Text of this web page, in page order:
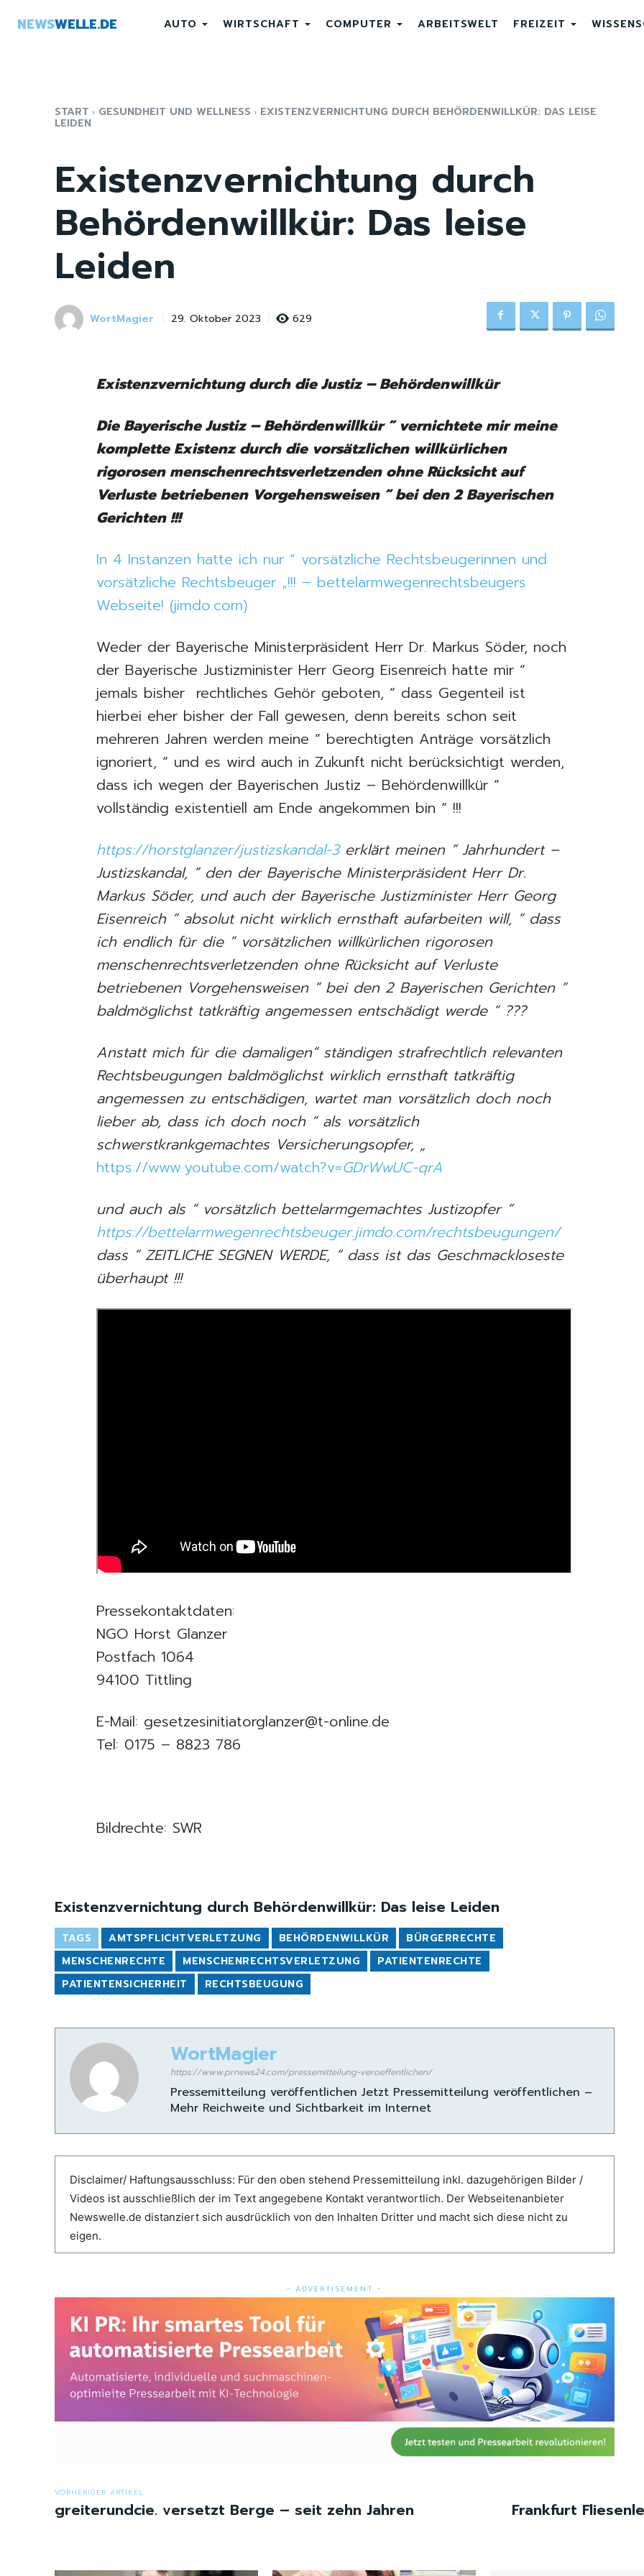
NEWSWELLE.DE AUTO WIRTSCHAFT COMPUTER ARBEITSWELT FREIZEIT
START GESUNDHEIT UND WELLNESS EXISTENZVERNICHTUNG DURCH BEHÖRDENWILLKÜR: DAS LEISE
LEIDEN
Existenzvernichtung durch
Behördenwillkür: Das leise
Leiden
WortMagier 29. Oktober 2023 629
Existenzvernichtung durch die Justiz – Behördenwillkür
Die Bayerische Justiz – Behördenwillkür “ vernichtete mir meine
komplette Existenz durch die vorsätzlichen willkürlichen
rigorosen menschenrechtsverletzenden ohne Rücksicht auf
Verluste betriebenen Vorgehensweisen “ bei den 2 Bayerischen
Gerichten !!!
In 4 Instanzen hatte ich nur “ vorsätzliche Rechtsbeugerinnen und
vorsätzliche Rechtsbeuger „!!! – bettelarmwegenrechtsbeugers
Webseite! (jimdo.com)
Weder der Bayerische Ministerpräsident Herr Dr. Markus Söder, noch
der Bayerische Justizminister Herr Georg Eisenreich hatte mir “
jemals bisher rechtliches Gehör geboten, “ dass Gegenteil ist
hierbei eher bisher der Fall gewesen, denn bereits schon seit
mehreren Jahren werden meine “ berechtigten Anträge vorsätzlich
ignoriert, “ und es wird auch in Zukunft nicht berücksichtigt werden,
dass ich wegen der Bayerischen Justiz – Behördenwillkür “
vollständig existentiell am Ende angekommen bin “ !!!
https://horstglanzer/justizskandal-3erklärt meinen “ Jahrhundert –
Justizskandal, “ den der Bayerische Ministerpräsident Herr Dr.
Markus Söder, und auch der Bayerische Justizminister Herr Georg
Eisenreich “ absolut nicht wirklich ernsthaft aufarbeiten will, “ dass
ich endlich für die “ vorsätzlichen willkürlichen rigorosen
menschenrechtsverletzenden ohne Rücksicht auf Verluste
betriebenen Vorgehensweisen “ bei den 2 Bayerischen Gerichten “
baldmöglichst tatkräftig angemessen entschädigt werde “ ???
Anstatt mich für die damaligen“ ständigen strafrechtlich relevanten
Rechtsbeugungen baldmöglichst wirklich ernsthaft tatkräftig
angemessen zu entschädigen, wartet man vorsätzlich doch noch
lieber ab, dass ich doch noch “ als vorsätzlich
schwerstkrankgemachtes Versicherungsopfer, „
https://www.youtube.com/watch?v=GDrWwUC-qrA
und auch als “ vorsätzlich bettelarmgemachtes Justizopfer “
https://bettelarmwegenrechtsbeuger.jimdo.com/rechtsbeugungen/
dass “ ZEITLICHE SEGNEN WERDE, “ dass ist das Geschmackloseste
überhaupt !!!
Pressekontaktdaten:
NGO Horst Glanzer
Postfach 1064
94100 Tittling
E-Mail: gesetzesinitiatorglanzer@t-online.de
Tel: 0175 – 8823 786
Bildrechte: SWR
Existenzvernichtung durch Behördenwillkür: Das leise Leiden
TAGS AMTSPFLICHTVERLETZUNG BEHÖRDENWILLKÜR
BÜRGERRECHTE
MENSCHENRECHTE
MENSCHENRECHTSVERLETZUNG
PATIENTENRECHTE
PATIENTENSICHERHEIT
RECHTSBEUGUNG
WortMagier
https://www.prnews24.com/pressemitteilung-veroeffentlichen/
Pressemitteilung veröffentlichen Jetzt Pressemitteilung veröffentlichen –
Mehr Reichweite und Sichtbarkeit im Internet
Disclaimer/ Haftungsausschluss: Für den oben stehend Pressemitteilung inkl. dazugehörigen Bilder /
Videos ist ausschließlich der im Text angegebene Kontakt verantwortlich. Der Webseitenanbieter
Newswelle.de distanziert sich ausdrücklich von den Inhalten Dritter und macht sich diese nicht zu
eigen.
- ADVERTISEMENT -
VORHERIGER ARTIKEL
greiterundcie. versetzt Berge – seit zehn Jahren
Frankfurt